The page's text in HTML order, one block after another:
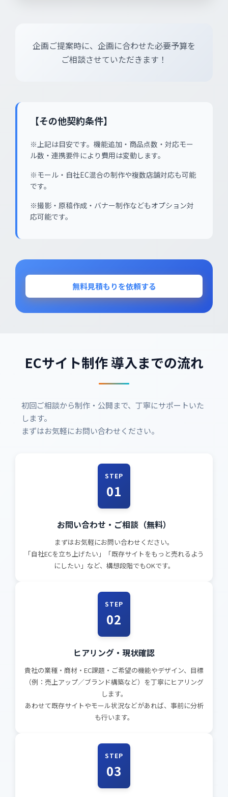
企画ご提案時に、企画に合わせた必要予算を
ご相談させていただきます！
【その他契約条件】
※上記は目安です。機能追加・商品点数・対応モー
ル数・連携要件により費用は変動します。
※モール・自社EC混合の制作や複数店舗対応も可能
です。
※撮影・原稿作成・バナー制作などもオプション対
応可能です。
無料見積もりを依頼する
ECサイト制作 導入までの流れ
初回ご相談から制作・公開まで、丁寧にサポートいた
します。
まずはお気軽にお問い合わせください。
STEP
01
お問い合わせ・ご相談（無料）
まずはお気軽にお問い合わせください。
「自社ECを立ち上げたい」「既存サイトをもっと売れるよう
にしたい」など、構想段階でもOKです。
STEP
02
ヒアリング・現状確認
貴社の業種・商材・EC課題・ご希望の機能やデザイン、目標
（例：売上アップ／ブランド構築など）を丁寧にヒアリング
します。
あわせて既存サイトやモール状況などがあれば、事前に分析
も行います。
STEP
03